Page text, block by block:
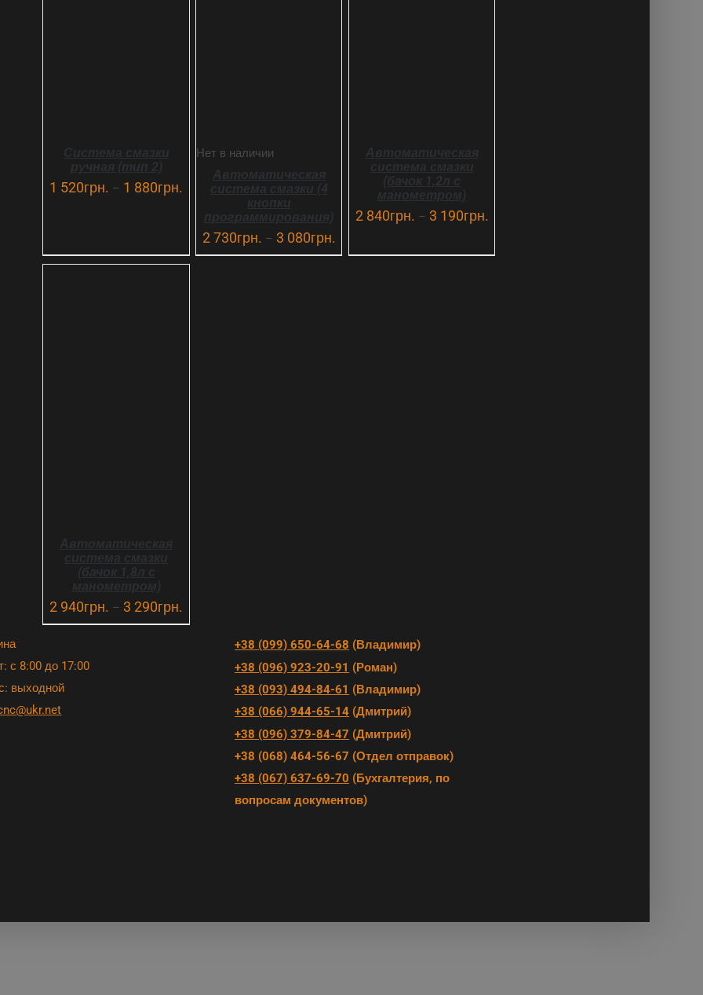
Система смазки
ручная (тип 2)
1 520грн. – 1 880грн.
Нет в наличии
Автоматическая
система смазки (4
кнопки
программирования)
2 730грн. – 3 080грн.
Автоматическая
система смазки
(бачок 1,2л с
манометром)
2 840грн. – 3 190грн.
Автоматическая
система смазки
(бачок 1,8л с
манометром)
2 940грн. –3 290грн.
с 8:00 до 17:00
выходной
+38 (099) 650-64-68 (Владимир)
+38 (096) 923-20-91 (Роман)
+38 (093) 494-84-61 (Владимир)
+38 (066) 944-65-14(Дмитрий)
+38 (096) 379-84-47 (Дмитрий)
+38 (068) 464-56-67 (Отдел отправок)
+38 (067) 637-69-70 (Бухгалтерия, по
вопросам документов)